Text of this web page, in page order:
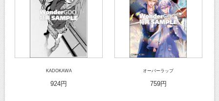
KADOKAWA
924円
オーバーラップ
759円